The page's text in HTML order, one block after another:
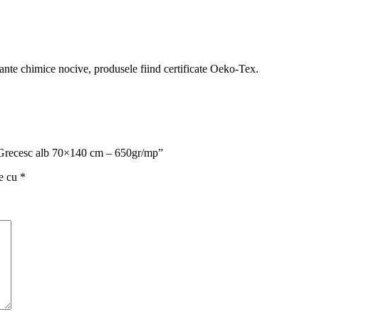
chimice nocive, produsele fiind certificate Oeko-Tex.
alb 70×140 cm – 650gr/mp”
cu *